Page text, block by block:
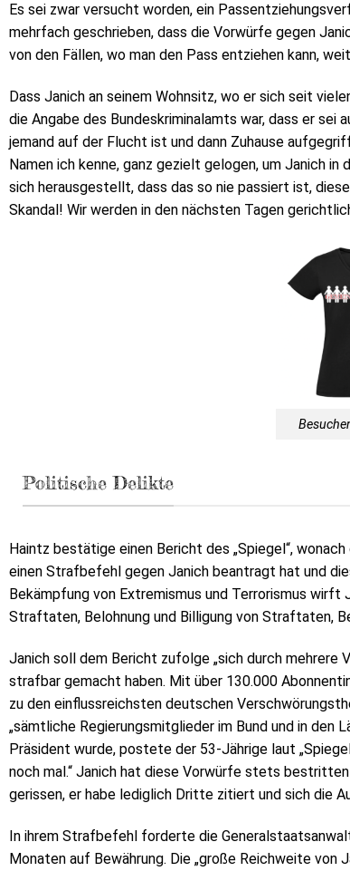
Es sei zwar versucht worden, ein
mehrfach geschrieben, dass die Vorwürfe gegen
von den Fällen, wo man den Pass entziehen kann,
Dass Janich an seinem Wohnsitz, wo er sich seit
die Angabe des Bundeskriminalamts war, dass er sei
jemand auf der Flucht ist und dann Zuhause
Namen ich kenne, ganz gezielt gelogen, um Janich
sich herausgestellt, dass das so nie passiert ist,
Skandal! Wir werden in den nächsten Tagen
Politische Delikte
Haintz bestätige einen Bericht des „Spiegel“,
einen Strafbefehl gegen Janich beantragt hat und
Bekämpfung von Extremismus und Terrorismus
Straftaten, Belohnung und Billigung von Straftaten,
Janich soll dem Bericht zufolge „sich durch
strafbar gemacht haben. Mit über 130.000
zu den einflussreichsten deutschen
„sämtliche Regierungsmitglieder im Bund und in den
Präsident wurde, postete der 53-Jährige laut
noch mal.“ Janich hat diese Vorwürfe stets
gerissen, er habe lediglich Dritte zitiert und sich die
In ihrem Strafbefehl forderte die
Monaten auf Bewährung. Die „große Reichweite von